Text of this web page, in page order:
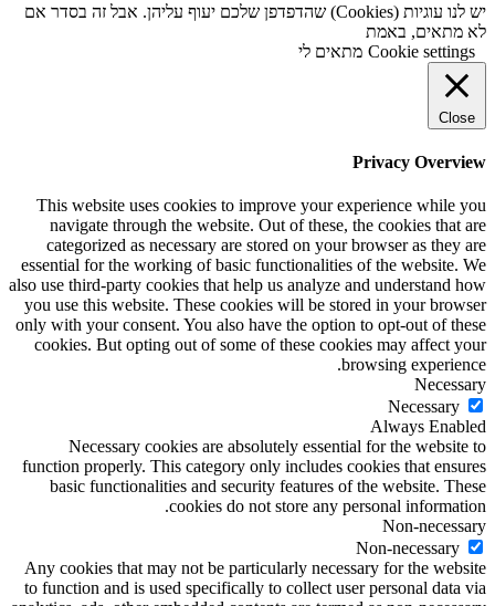
יש לנו עוגיות (Cookies) שהדפדפן שלכם יעוף עליהן. אבל זה בסדר אם
לא מתאים, באמת
Cookie settings מתאים לי
Close
Privacy Overview
This website uses cookies to improve your experience while you
navigate through the website. Out of these, the cookies that are
categorized as necessary are stored on your browser as they are
essential for the working of basic functionalities of the website. We
also use third-party cookies that help us analyze and understand how
you use this website. These cookies will be stored in your browser
only with your consent. You also have the option to opt-out of these
cookies. But opting out of some of these cookies may affect your
browsing experience.
Necessary
Necessary
Always Enabled
Necessary cookies are absolutely essential for the website to
function properly. This category only includes cookies that ensures
basic functionalities and security features of the website. These
cookies do not store any personal information.
Non-necessary
Non-necessary
Any cookies that may not be particularly necessary for the website
to function and is used specifically to collect user personal data via